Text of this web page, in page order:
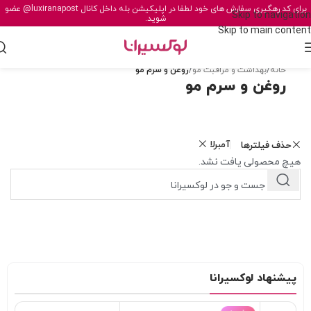
Skip to navigation
Skip to main content
برای کد رهگیری سفارش های خود لطفا در اپلیکیشن بله داخل کانال@luxiranapost عضو
شوید.
خانه/بهداشت و مراقبت مو/روغن و سرم مو
روغن و سرم مو
حذف فیلترها آمبرلا
هیچ محصولی یافت نشد.
پیشنهاد لوکسیرانا